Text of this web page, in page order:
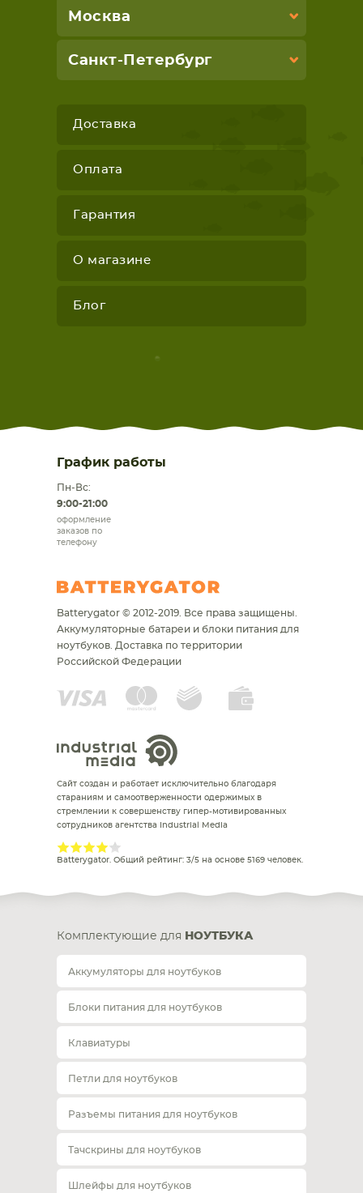
Москва
Санкт-Петербург
Доставка
Оплата
Гарантия
О магазине
Блог
График работы
Пн-Вс:
9:00-21:00
оформление
заказов по
телефону
Batterygator © 2012-2019. Все права защищены.
Аккумуляторные батареи и блоки питания для
ноутбуков. Доставка по территории
Российской Федерации
Сайт создан и работает исключительно благодаря
стараниям и самоотверженности одержимых в
стремлении к совершенству гипер-мотивированных
сотрудников агентства Industrial Media
Batterygator. Общий рейтинг: 3/5 на основе 5169 человек.
Комплектующие для НОУТБУКА
Аккумуляторы для ноутбуков
Блоки питания для ноутбуков
Клавиатуры
Петли для ноутбуков
Разъемы питания для ноутбуков
Тачскрины для ноутбуков
Шлейфы для ноутбуков